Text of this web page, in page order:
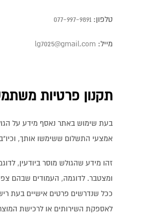
טלפון: 077-997-9891
מייל: lg7025@gmail.com
תקנון פרטיות
בעת שימוש באתר נאסף מידע על
אמצעי התשלום ששימשו אותך,
זהו מידע שהגולש מוסר ביודעין,
ככל שנדרשים פרטים אישיים בעת
לאספקת השירותים או לרכישת